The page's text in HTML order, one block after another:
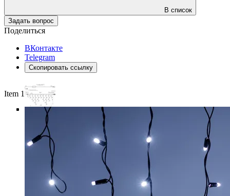
В список
Задать вопрос
Поделиться
ВКонтакте
Telegram
Скопировать ссылку
Item 1 of 6